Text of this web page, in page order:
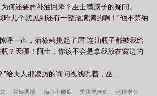
何还要再补油回来？巫士满脑子的疑问。
昨儿个就见到还有一整瓶满满的啊！”他不禁纳
呼一声，蒲筱莉挑起了眉“连油瓶子都被我给
？天哪！阿士，你该不会是拿我放在窗边的
给夫人那凌厉的询问视线睨着，巫...
霍姬调情 痴心小傻瓜 扮妓吃老虎 休掉老公